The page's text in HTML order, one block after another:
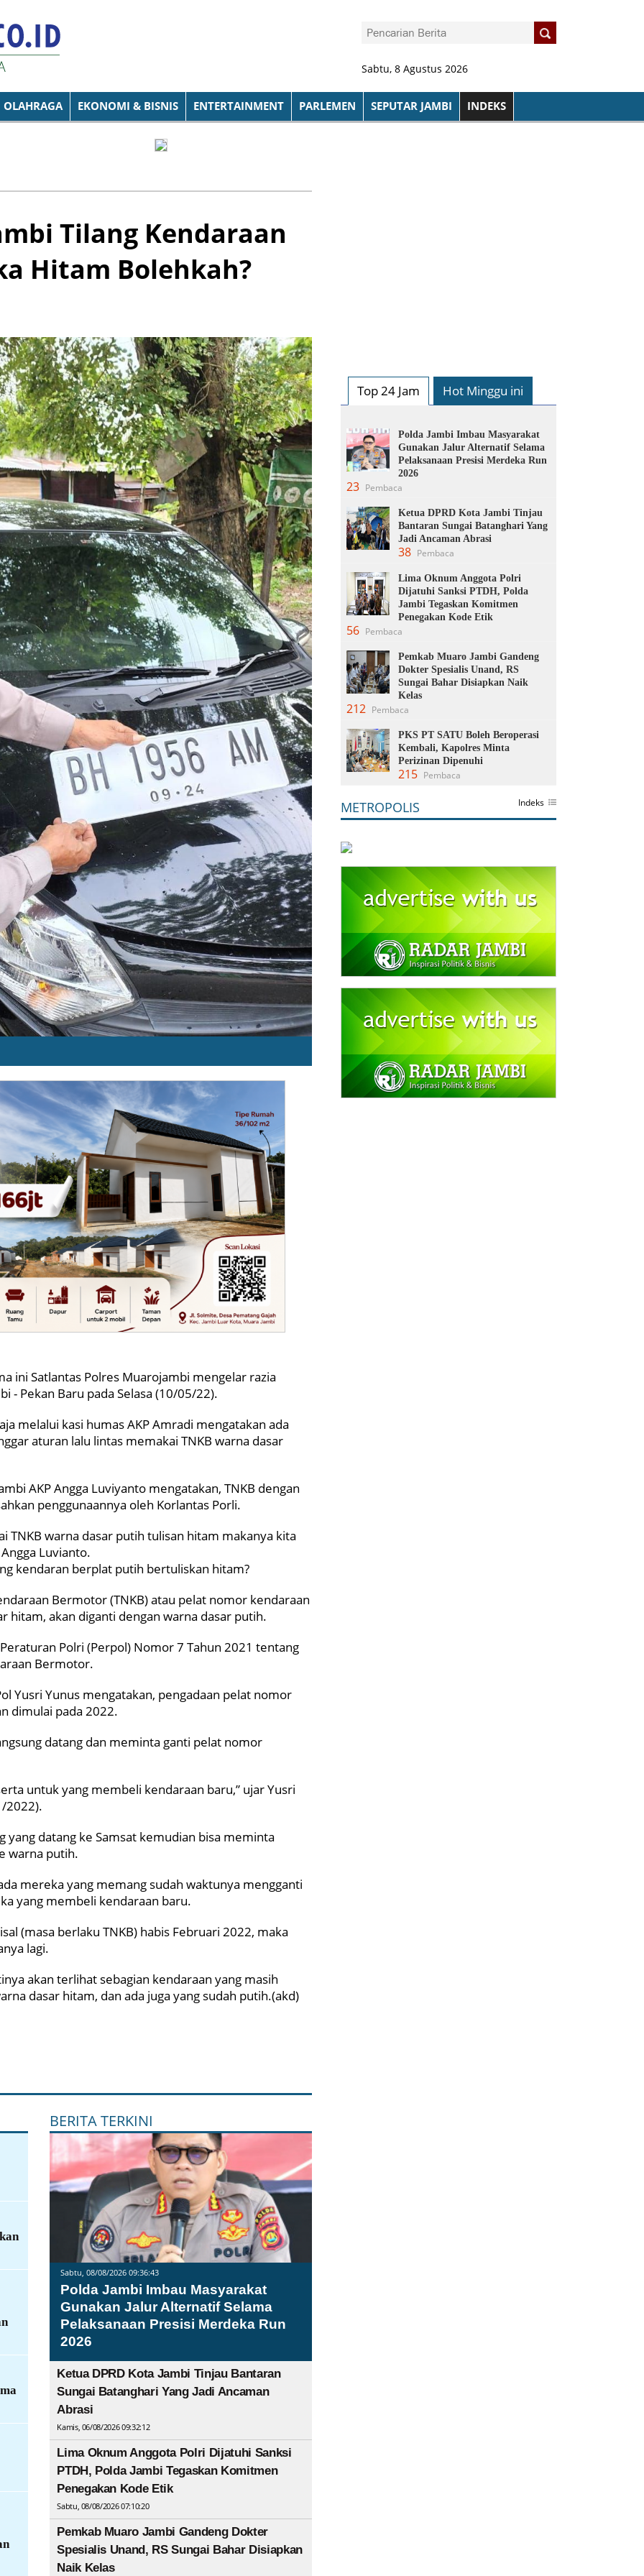
Sabtu, 8 Agustus 2026
OLAHRAGA EKONOMI & BISNIS ENTERTAINMENT PARLEMEN SEPUTAR JAMBI INDEKS
Tilang Kendaraan
Hitam Bolehkah?
ini Satlantas Polres Muarojambi mengelar razia
- Pekan Baru pada Selasa (10/05/22).
melalui kasi humas AKP Amradi mengatakan ada
aturan lalu lintas memakai TNKB warna dasar
AKP Angga Luviyanto mengatakan, TNKB dengan
penggunaannya oleh Korlantas Porli.
TNKB warna dasar putih tulisan hitam makanya kita
Luvianto.
kendaran berplat putih bertuliskan hitam?
Bermotor (TNKB) atau pelat nomor kendaraan
hitam, akan diganti dengan warna dasar putih.
Polri (Perpol) Nomor 7 Tahun 2021 tentang
Bermotor.
Yusri Yunus mengatakan, pengadaan pelat nomor
dimulai pada 2022.
datang dan meminta ganti pelat nomor
untuk yang membeli kendaraan baru,” ujar Yusri
2022).
datang ke Samsat kemudian bisa meminta
warna putih.
mereka yang memang sudah waktunya mengganti
yang membeli kendaraan baru.
(masa berlaku TNKB) habis Februari 2022, maka
lagi.
akan terlihat sebagian kendaraan yang masih
dasar hitam, dan ada juga yang sudah putih.(akd)
BERITA TERKINI
Sabtu, 08/08/2026 09:36:43
Polda Jambi Imbau Masyarakat
Gunakan Jalur Alternatif Selama
Pelaksanaan Presisi Merdeka Run
2026
Ketua DPRD Kota Jambi Tinjau Bantaran
Sungai Batanghari Yang Jadi Ancaman
Abrasi
Kamis, 06/08/2026 09:32:12
Lima Oknum Anggota Polri Dijatuhi Sanksi
PTDH, Polda Jambi Tegaskan Komitmen
Penegakan Kode Etik
Sabtu, 08/08/2026 07:10:20
Pemkab Muaro Jambi Gandeng Dokter
Spesialis Unand, RS Sungai Bahar Disiapkan
Naik Kelas
Top 24 Jam Hot Minggu ini
Polda Jambi Imbau Masyarakat
Gunakan Jalur Alternatif Selama
Pelaksanaan Presisi Merdeka Run
2026
23 Pembaca
Ketua DPRD Kota Jambi Tinjau
Bantaran Sungai Batanghari Yang
Jadi Ancaman Abrasi
38 Pembaca
Lima Oknum Anggota Polri
Dijatuhi Sanksi PTDH, Polda
Jambi Tegaskan Komitmen
Penegakan Kode Etik
56 Pembaca
Pemkab Muaro Jambi Gandeng
Dokter Spesialis Unand, RS
Sungai Bahar Disiapkan Naik
Kelas
212 Pembaca
PKS PT SATU Boleh Beroperasi
Kembali, Kapolres Minta
Perizinan Dipenuhi
215 Pembaca
METROPOLIS Indeks